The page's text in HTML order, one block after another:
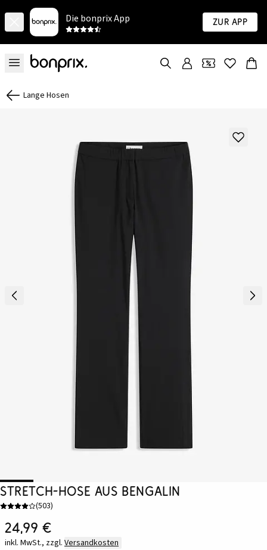
Die bonprix App Zur App
Lange Hosen
Stretch-Hose aus Bengalin
(503)
24,99 €
inkl. MwSt., zzgl. Versandkosten